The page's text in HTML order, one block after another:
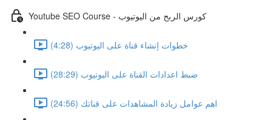
Youtube SEO Course - كورس الربح من اليوتيوب
خطوات إنشاء قناة على اليوتيوب (4:28)
ضبط اعدادات القناة على اليوتيوب (28:29)
اهم عوامل زيادة المشاهدات على قناتك (24:56)